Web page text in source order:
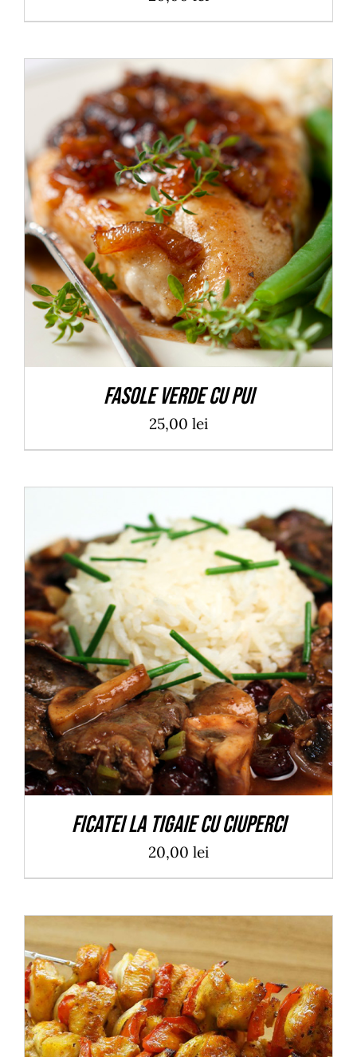
ADAUGĂ ÎN COȘ / DETALII
Fasole verde cu pui
25,00 lei
ADAUGĂ ÎN COȘ / DETALII
Ficatei la tigaie cu ciuperci
20,00 lei